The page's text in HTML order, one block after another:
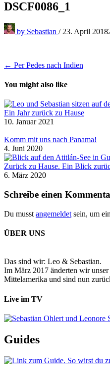
DSCF0086_1
by Sebastian / 23. April 2018
Beitragsnavigation
← Per Pedes nach Indien
You might also like
Ein Jahr zurück zu Hause
10. Januar 2021
Komm mit uns nach Panama!
4. Juni 2020
Zurück zu Hause. Ein Blick
6. März 2020
Schreibe einen
Du musst angemeldet sein, um
ÜBER UNS
Das sind wir: Leo & Sebastian.
Im März 2017 änderten wir
Mittelamerika und sind nun
Live im TV
Guides